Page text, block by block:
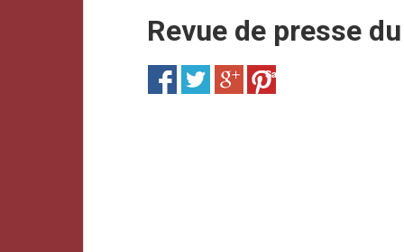
Revue de presse
Save